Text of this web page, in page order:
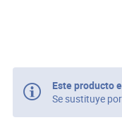
Este producto
Se sustituye